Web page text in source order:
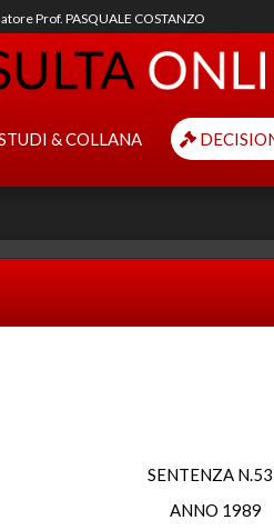
Prof. PASQUALE COSTANZO
& COLLANA
SENTENZA
ANNO 1989